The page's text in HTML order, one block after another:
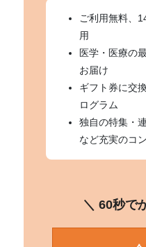
ご利用無料、
用
医学・医療の
お届け
ギフト券に交
ログラム
独自の特集・
など充実のコ
＼ 60秒で